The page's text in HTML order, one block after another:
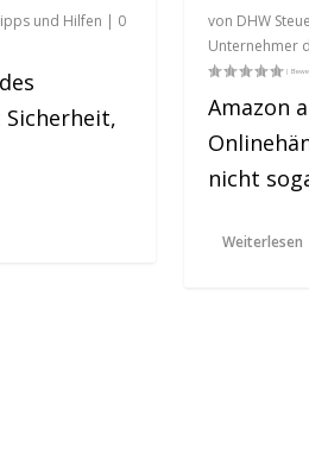
Amazon , Amazon Unternehmer der Zukunft
und Hilfen | 0
von DHW
Unternehmer
Amazon
nicht
Weiterlesen